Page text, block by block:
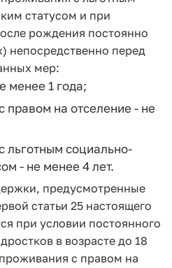
статусом и при
рождения постоянно
непосредственно перед
мер:
менее 1 года;
правом на отселение - не
льготным социально-
- не менее 4 лет.
предусмотренные
статьи 25 настоящего
при условии постоянного
в возрасте до 18
с правом на